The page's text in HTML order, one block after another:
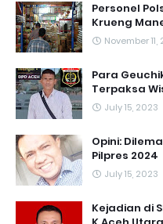
Personel
Krueng
November 11,
Para
Terpaksa
July 15, 2023
Opini:
Pilpres 2024
July 15, 2023
Kejadian di